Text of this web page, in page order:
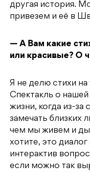
другая история.
привезем и её в
— А Вам какие
или красивые? О
Я не делю стихи
Спектакль о
жизни, когда из-
замечать близких
чем мы живем и
хотите, это
интерактив
если можно так